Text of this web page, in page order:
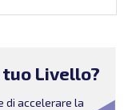
tuo Livello?
di accelerare la